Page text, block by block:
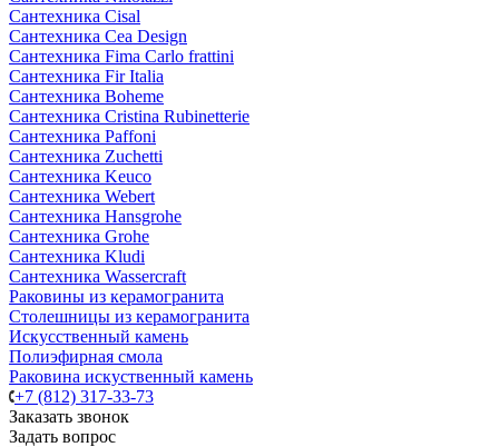
Сантехника Cisal
Сантехника Cea Design
Сантехника Fima Carlo frattini
Сантехника Fir Italia
Сантехника Boheme
Сантехника Cristina Rubinetterie
Сантехника Paffoni
Сантехника Zuchetti
Сантехника Keuco
Сантехника Webert
Сантехника Hansgrohe
Сантехника Grohe
Сантехника Kludi
Сантехника Wassercraft
Раковины из керамогранита
Столешницы из керамогранита
Искусственный камень
Полиэфирная смола
Раковина искуственный камень
+7 (812) 317-33-73
Заказать звонок
Задать вопрос